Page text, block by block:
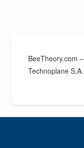
BeeTheory.com
Technoplane